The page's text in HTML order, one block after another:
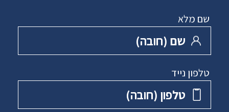
שם מלא
שם ‏(חובה)
טלפון נייד
טלפון ‏(חובה)